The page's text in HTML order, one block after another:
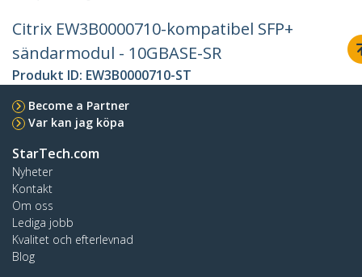
Citrix EW3B0000710-kompatibel SFP+
sändarmodul - 10GBASE-SR
Produkt ID: EW3B0000710-ST
Become a Partner
Var kan jag köpa
StarTech.com
Nyheter
Kontakt
Om oss
Lediga jobb
Kvalitet och efterlevnad
Blog